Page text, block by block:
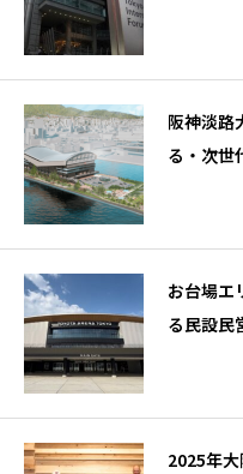
阪神淡路
る・次世
お台場エ
る民設民
2025年